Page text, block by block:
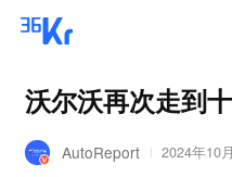
沃尔沃再次走到
AutoReport 2024年10